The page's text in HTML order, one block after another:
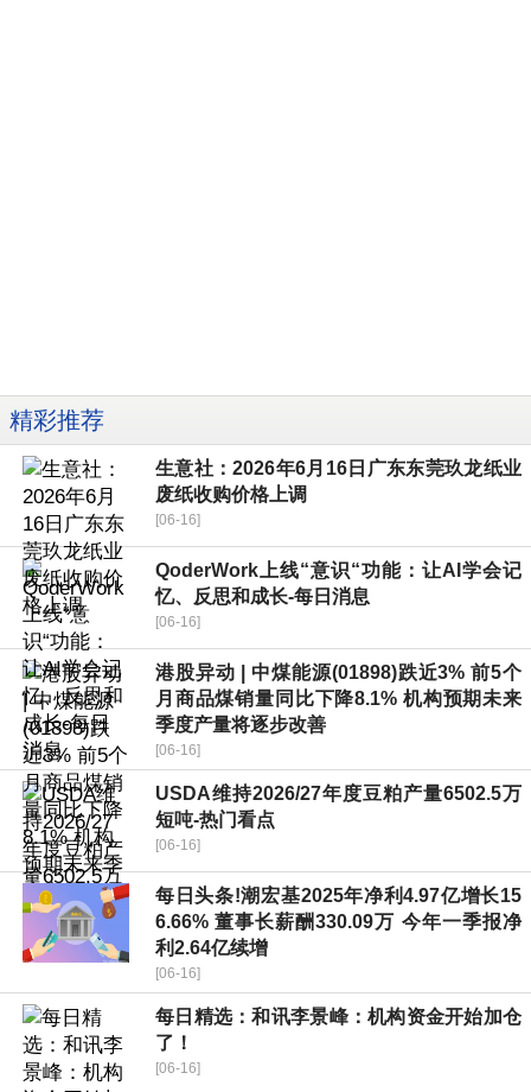
精彩推荐
生意社：2026年6月16日广东东莞玖龙纸业
废纸收购价格上调
[06-16]
QoderWork上线“意识“功能：让AI学会记
忆、反思和成长-每日消息
[06-16]
港股异动 | 中煤能源(01898)跌近3% 前5个
月商品煤销量同比下降8.1% 机构预期未来
季度产量将逐步改善
[06-16]
USDA维持2026/27年度豆粕产量6502.5万
短吨-热门看点
[06-16]
每日头条!潮宏基2025年净利4.97亿增长15
6.66% 董事长薪酬330.09万 今年一季报净
利2.64亿续增
[06-16]
每日精选：和讯李景峰：机构资金开始加仓
了！
[06-16]